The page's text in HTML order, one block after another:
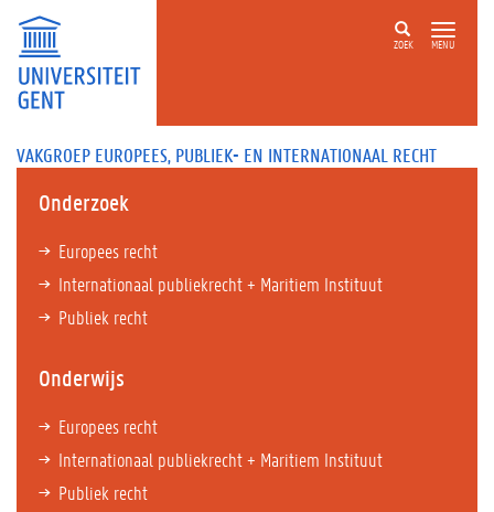
ZOEK MENU
VAKGROEP EUROPEES, PUBLIEK- EN INTERNATIONAAL RECHT
Onderzoek
Europees recht
Internationaal publiekrecht + Maritiem Instituut
Publiek recht
Onderwijs
Europees recht
Internationaal publiekrecht + Maritiem Instituut
Publiek recht